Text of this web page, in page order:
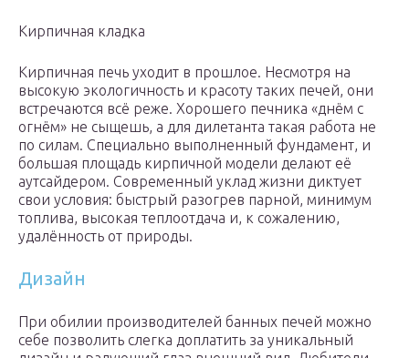
Кирпичная кладка
Кирпичная печь уходит в прошлое. Несмотря на
высокую экологичность и красоту таких печей, они
встречаются всё реже. Хорошего печника «днём с
огнём» не сыщешь, а для дилетанта такая работа не
по силам. Специально выполненный фундамент, и
большая площадь кирпичной модели делают её
аутсайдером. Современный уклад жизни диктует
свои условия: быстрый разогрев парной, минимум
топлива, высокая теплоотдача и, к сожалению,
удалённость от природы.
Дизайн
При обилии производителей банных печей можно
себе позволить слегка доплатить за уникальный